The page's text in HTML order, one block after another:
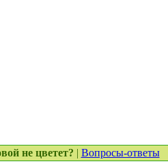
не цветет? | Вопросы-ответы